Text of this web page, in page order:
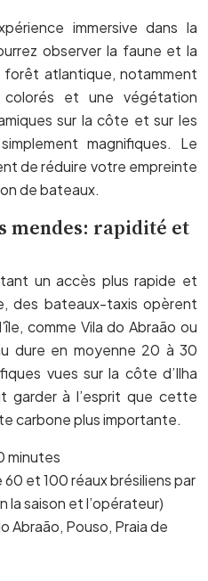
immersive dans la
observer la faune et la
atlantique, notamment
et une végétation
sur la côte et sur les
magnifiques. Le
de réduire votre empreinte
de bateaux.
mendes: rapidité et
un accès plus rapide et
des bateaux-taxis opèrent
comme Vila do Abraão ou
dure en moyenne 20 à 30
vues sur la côte d’Ilha
garder à l’esprit que cette
carbone plus importante.
minutes
60 et 100 réaux brésiliens par
la saison et l’opérateur)
Abraão, Pouso, Praia de